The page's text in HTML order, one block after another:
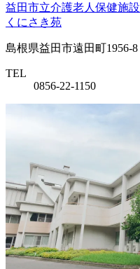
益田市立介護老人保健施設
くにさき苑
島根県益田市遠田町1956-8
TEL
0856-22-1150